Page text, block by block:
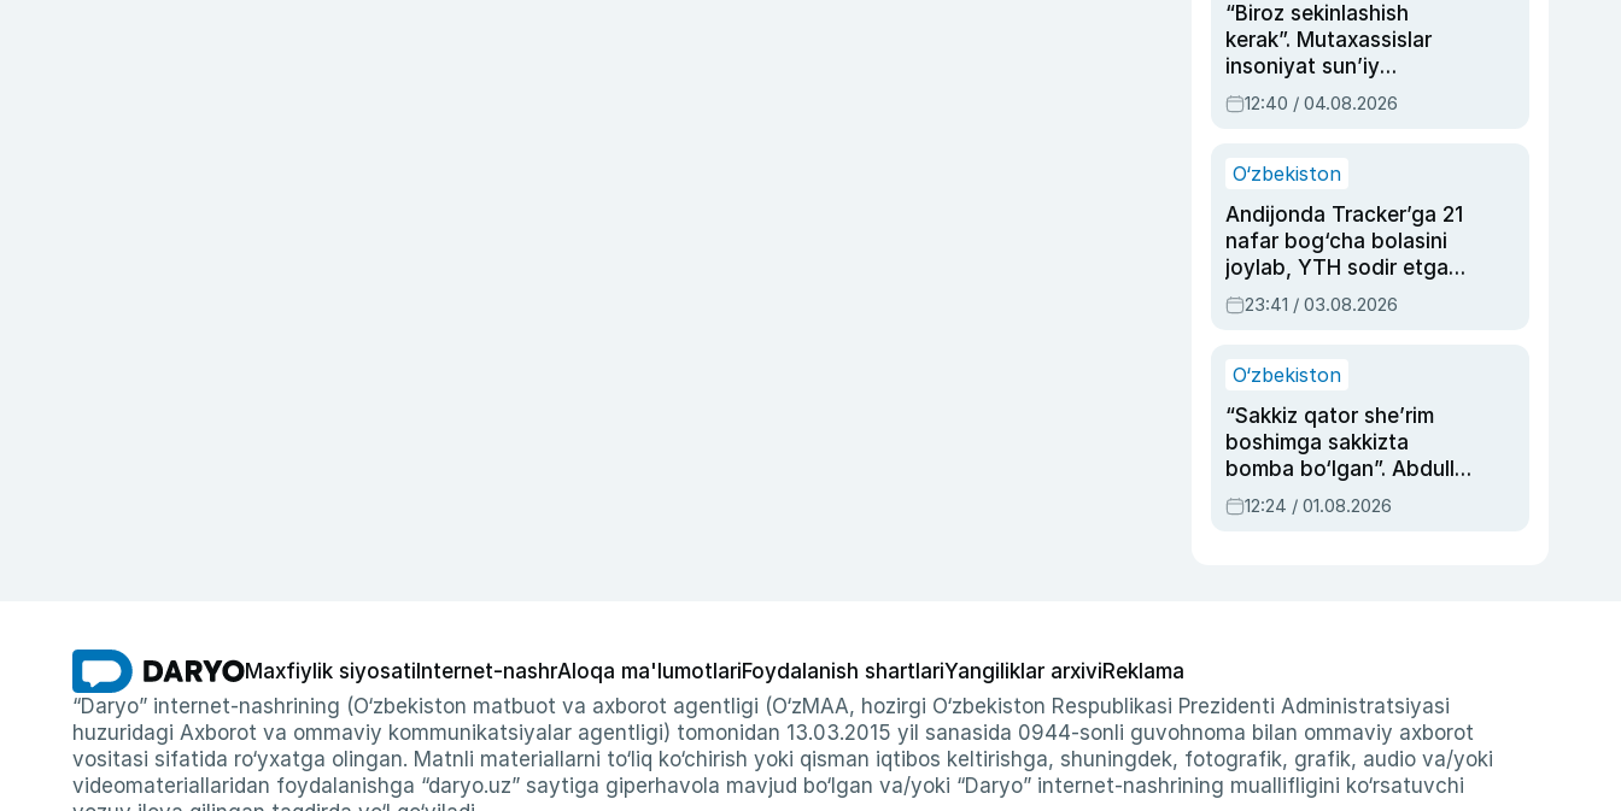
“Biroz sekinlashish
kerak”. Mutaxassislar
insoniyat sun’iy
intellektni boshqara
olmay qolishidan xavotir
12:40 / 04.08.2026
O‘zbekiston
Andijonda Tracker’ga 21
nafar bog‘cha bolasini
joylab, YTH sodir etgan
ayolga sud hukmi o‘qildi
23:41 / 03.08.2026
O‘zbekiston
“Sakkiz qator she’rim
boshimga sakkizta
bomba bo‘lgan”. Abdulla
Oripovni siyosiy
ayblovlardan asrab
12:24 / 01.08.2026
Maxfiylik siyosati Internet-nashrAloqa ma'lumotlariFoydalanish shartlariYangiliklar arxiviReklama
“Daryo” internet-nashrining (O‘zbekiston matbuot va axborot agentligi (O‘zMAA, hozirgi O‘zbekiston Respublikasi Prezidenti Administratsiyasi
huzuridagi Axborot va ommaviy kommunikatsiyalar agentligi) tomonidan 13.03.2015 yil sanasida 0944-sonli guvohnoma bilan ommaviy axborot
vositasi sifatida ro‘yxatga olingan. Matnli materiallarni to‘liq ko‘chirish yoki qisman iqtibos keltirishga, shuningdek, fotografik, grafik, audio va/yoki
videomateriallaridan foydalanishga “daryo.uz” saytiga giperhavola mavjud bo‘lgan va/yoki “Daryo” internet-nashrining muallifligini ko‘rsatuvchi